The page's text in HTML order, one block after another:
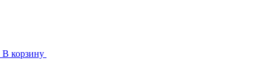
В корзину